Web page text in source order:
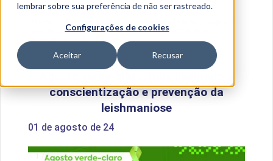
lembrar sobre sua preferência de não ser rastreado.
Configurações de cookies
Aceitar Recusar
verde-claro: mês dedicado à conscientização e
prevenção da leishmaniose
conscientização e prevenção da
leishmaniose
01 de agosto de 24
1 / 1